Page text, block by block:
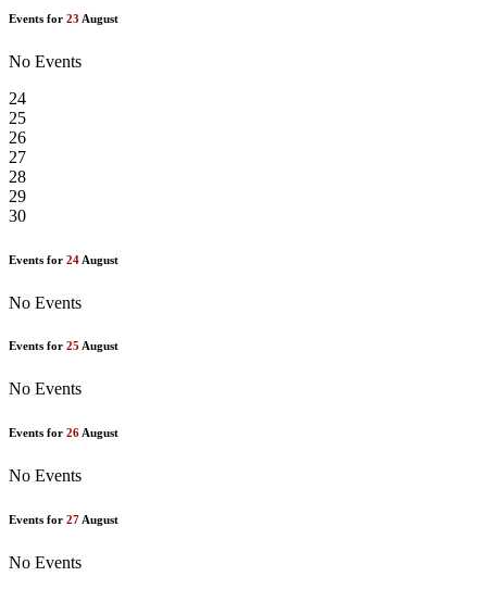
Events for 23 August
No Events
24
25
26
27
28
29
30
Events for 24 August
No Events
Events for 25 August
No Events
Events for 26August
No Events
Events for 27 August
No Events